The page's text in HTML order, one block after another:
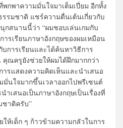
พกพาความมั่นใจมาเต็มเปี่ยม อีกทั้ง
รมชาติ แชร์ความตื่นเต้นเกี่ยวกับ
สนานนี้ว่า “ผมชอบเล่นเกมกับ
รเรียนภาษาอังกฤษของผมเหมือน
การเรียนและได้ค้นหาวิธีการ
คุณครูยังช่วยให้ผมได้ฝึกมากกว่า
ารแสดงความคิดเห็นและนำเสนอ
มั่นใจมากขึ้นเวลาออกไปพรีเซนต์
เสนอเป็นภาษาอังกฤษเป็นเรื่องที่
ชาติครับ”
ให้เด็ก ๆ ก้าวข้ามความกลัวในการ